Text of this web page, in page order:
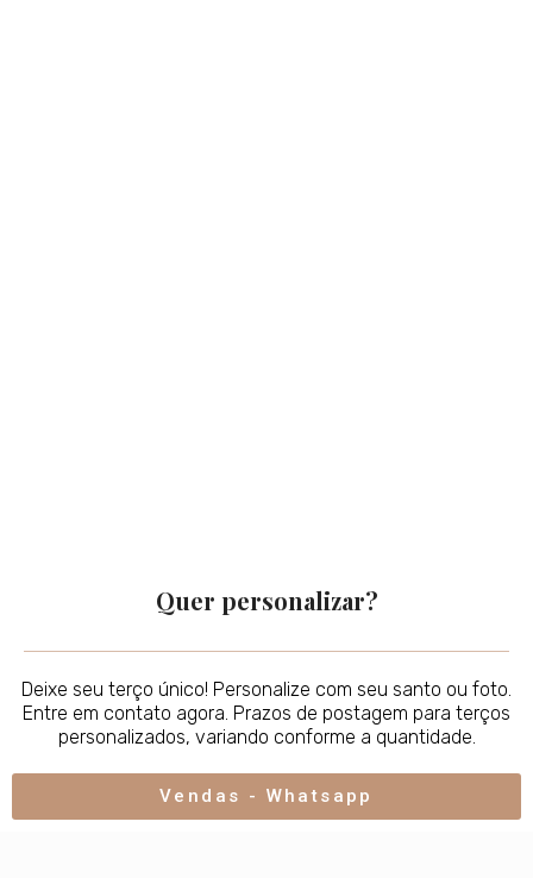
Quer personalizar?
Deixe seu terço único! Personalize com seu santo ou foto.
Entre em contato agora. Prazos de postagem para terços
personalizados, variando conforme a quantidade.
Vendas - Whatsapp